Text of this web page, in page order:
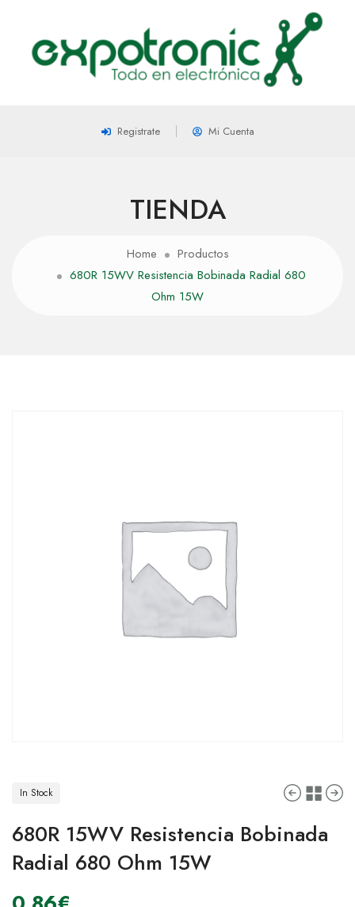
Registrate Mi Cuenta
TIENDA
Home
Productos
680R 15WV Resistencia Bobinada Radial 680
Ohm 15W
In Stock
680R 15WV Resistencia Bobinada
Radial 680 Ohm 15W